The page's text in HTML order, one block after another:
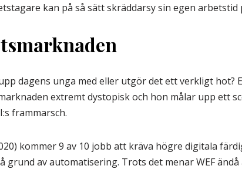
kan på så sätt skräddarsy sin egen
dagens unga med eller utgör det ett verkligt
extremt dystopisk och hon målar upp ett
frammarsch.
kommer 9 av 10 jobb att kräva högre digitala
grund av automatisering. Trots det menar WEF